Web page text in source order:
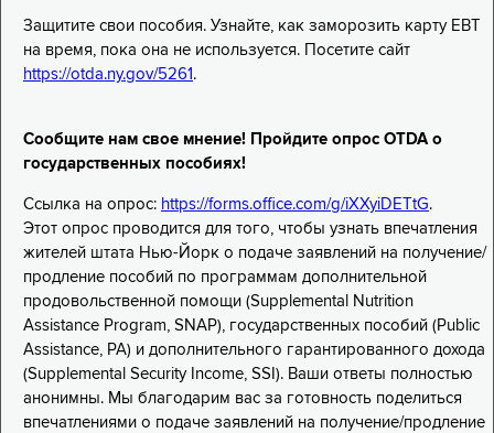
Защитите свои пособия. Узнайте, как заморозить карту EBT
на время, пока она не используется. Посетите сайт
https://otda.ny.gov/5261 .
Сообщите нам свое мнение! Пройдите опрос OTDA о
государственных пособиях!
Ссылка на опрос: https://forms.office.com/g/iXXyiDETtG.
Этот опрос проводится для того, чтобы узнать впечатления
жителей штата Нью-Йорк о подаче заявлений на получение/
продление пособий по программам дополнительной
продовольственной помощи (Supplemental Nutrition
Assistance Program, SNAP), государственных пособий (Public
Assistance, PA) и дополнительного гарантированного дохода
(Supplemental Security Income, SSI). Ваши ответы полностью
анонимны. Мы благодарим вас за готовность поделиться
впечатлениями о подаче заявлений на получение/продление